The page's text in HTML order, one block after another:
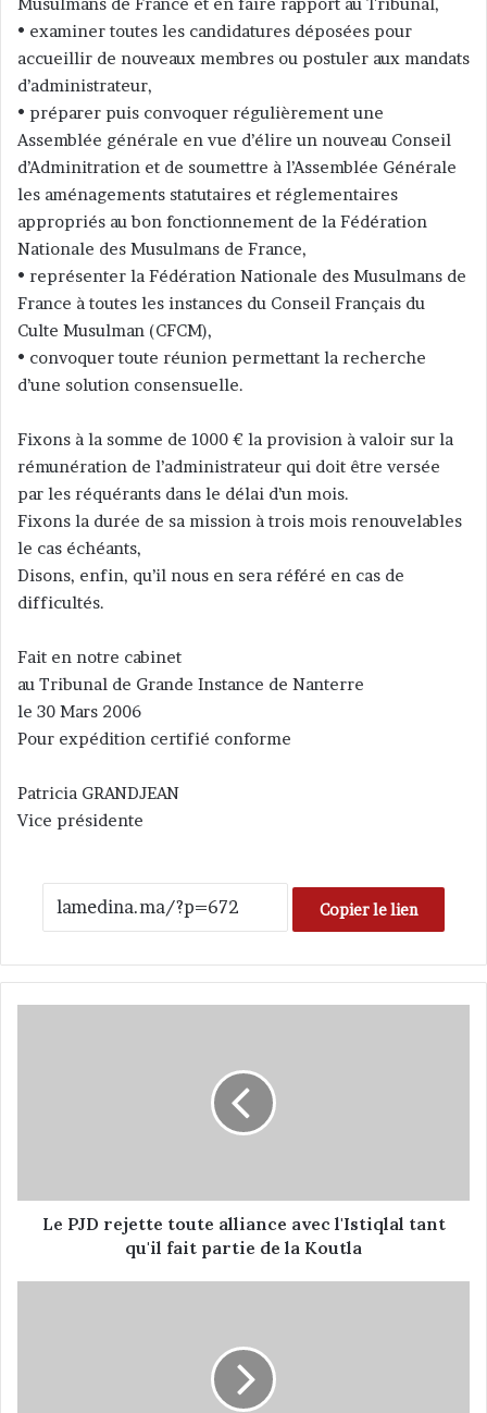
• examiner toutes les candidatures déposées pour
accueillir de nouveaux membres ou postuler aux mandats
d’administrateur,
• préparer puis convoquer régulièrement une
Assemblée générale en vue d’élire un nouveau Conseil
d’Adminitration et de soumettre à l’Assemblée Générale
les aménagements statutaires et réglementaires
appropriés au bon fonctionnement de la Fédération
Nationale des Musulmans de France,
• représenter la Fédération Nationale des Musulmans de
France à toutes les instances du Conseil Français du
Culte Musulman (CFCM),
• convoquer toute réunion permettant la recherche
d’une solution consensuelle.
Fixons à la somme de 1000 € la provision à valoir sur la
rémunération de l’administrateur qui doit être versée
par les réquérants dans le délai d’un mois.
Fixons la durée de sa mission à trois mois renouvelables
le cas échéants,
Disons, enfin, qu’il nous en sera référé en cas de
difficultés.
Fait en notre cabinet
au Tribunal de Grande Instance de Nanterre
le 30 Mars 2006
Pour expédition certifié conforme
Patricia GRANDJEAN
Vice présidente
Copier le lien
e
Le PJD rejette toute alliance avec l'Istiqlal tant
qu'il fait partie de la Koutla